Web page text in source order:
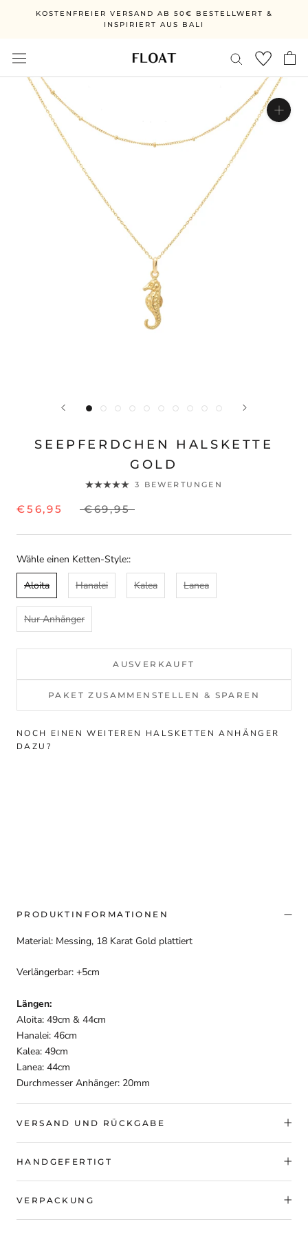
KOSTENFREIER VERSAND AB 50€ BESTELLWERT &
INSPIRIERT AUS BALI
SEEPFERDCHEN HALSKETTE
GOLD
3 BEWERTUNGEN
€56,95 €69,95
Wähle einen Ketten-Style::
Aloita
Hanalei Kalea Lanea
Nur Anhänger
AUSVERKAUFT
PAKET ZUSAMMENSTELLEN & SPAREN
NOCH EINEN WEITEREN HALSKETTEN ANHÄNGER
DAZU?
PRODUKTINFORMATIONEN
Material: Messing, 18 Karat Gold plattiert
Verlängerbar: +5cm
Längen:
Aloita: 49cm & 44cm
Hanalei: 46cm
Kalea: 49cm
Lanea: 44cm
Durchmesser Anhänger: 20mm
VERSAND UND RÜCKGABE
HANDGEFERTIGT
VERPACKUNG